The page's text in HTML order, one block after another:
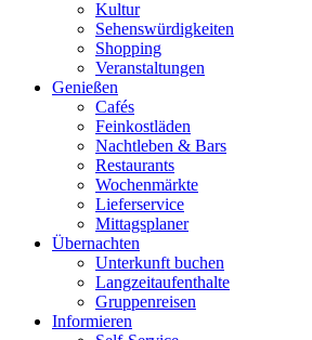
Kultur
Sehenswürdigkeiten
Shopping
Veranstaltungen
Genießen
Cafés
Feinkostläden
Nachtleben & Bars
Restaurants
Wochenmärkte
Lieferservice
Mittagsplaner
Übernachten
Unterkunft buchen
Langzeitaufenthalte
Gruppenreisen
Informieren